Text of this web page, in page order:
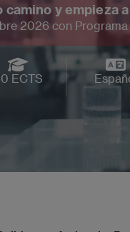
ECTS
y empieza
2026 con